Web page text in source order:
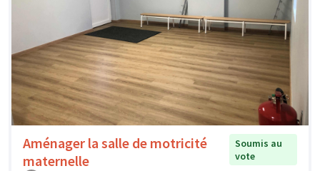
Aménager la salle de motricité
maternelle
Soumis au
vote